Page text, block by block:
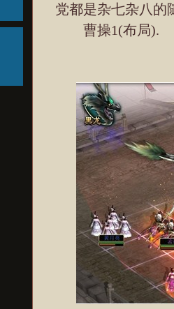
党都是杂七杂八的
曹操1(布局).